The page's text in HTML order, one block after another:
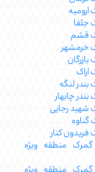
جلفا
قشم
خرمشهر
لنگه
چابهار
شهید رجایی
گناوه
فریدون کنار
گمرک منطقه ویژه